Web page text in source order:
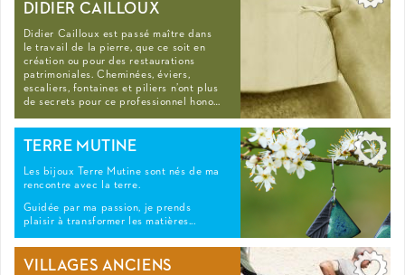
DIDIER CAILLOUX
Didier Cailloux est passé maître dans
le travail de la pierre, que ce soit en
création ou pour des restaurations
patrimoniales. Cheminées, éviers,
escaliers, fontaines et piliers n’ont plus
de secrets pour ce professionnel hono…
TERRE MUTINE
Les bijoux Terre Mutine sont nés de ma
rencontre avec la terre.
Guidée par ma passion, je prends
plaisir à transformer les matières...
VILLAGES ANCIENS